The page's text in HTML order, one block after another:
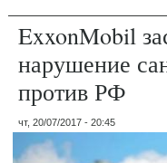
ExxonMobil
нарушение
против РФ
чт, 20/07/2017 - 20:45